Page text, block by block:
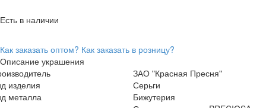
Есть в наличии
Как заказать оптом? Как заказать в розницу?
Описание украшения
ЗАО "Красная Пресня"
изделия
Серьги
металла
Бижутерия